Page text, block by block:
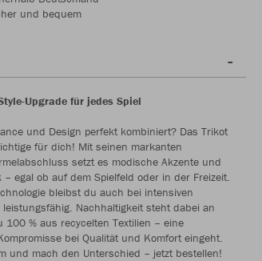
und bequem
Upgrade für jedes Spiel
und Design perfekt kombiniert? Das Trikot
für dich! Mit seinen markanten
setzt es modische Akzente und
egal ob auf dem Spielfeld oder in der Freizeit.
bleibst du auch bei intensiven
Nachhaltigkeit steht dabei an
% aus recycelten Textilien – eine
bei Qualität und Komfort eingeht.
und mach den Unterschied – jetzt bestellen!